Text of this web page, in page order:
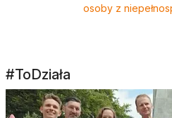
osoby z
#ToDziała